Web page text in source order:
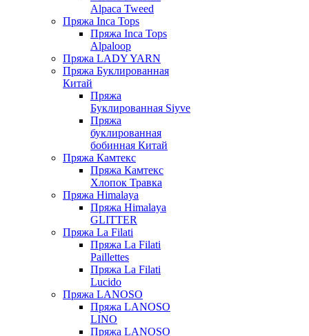
Alpaca Tweed
Пряжа Inca Tops
Пряжа Inca Tops
Alpaloop
Пряжа LADY YARN
Пряжа Буклированная
Китай
Пряжа
Буклированная Siyve
Пряжа
буклированная
бобинная Китай
Пряжа Камтекс
Пряжа Камтекс
Хлопок Травка
Пряжа Himalaya
Пряжа Himalaya
GLITTER
Пряжа La Filati
Пряжа La Filati
Paillettes
Пряжа La Filati
Lucido
Пряжа LANOSO
Пряжа LANOSO
LINO
Пряжа LANOSO